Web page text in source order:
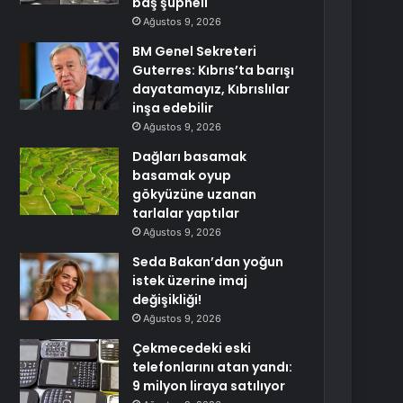
Ağustos 9, 2026
BM Genel Sekreteri
Guterres: Kıbrıs’ta barışı
dayatamayız, Kıbrıslılar
inşa edebilir
Ağustos 9, 2026
Dağları basamak
basamak oyup
gökyüzüne uzanan
tarlalar yaptılar
Ağustos 9, 2026
Seda Bakan’dan yoğun
istek üzerine imaj
değişikliği!
Ağustos 9, 2026
Çekmecedeki eski
telefonlarını atan yandı:
9 milyon liraya satılıyor